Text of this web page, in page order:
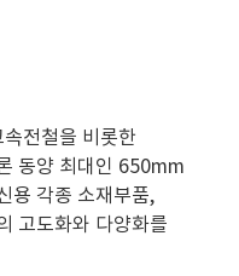
전철을 비롯한
동양 최대인 650mm
용 각종 소재부품,
고도화와 다양화를